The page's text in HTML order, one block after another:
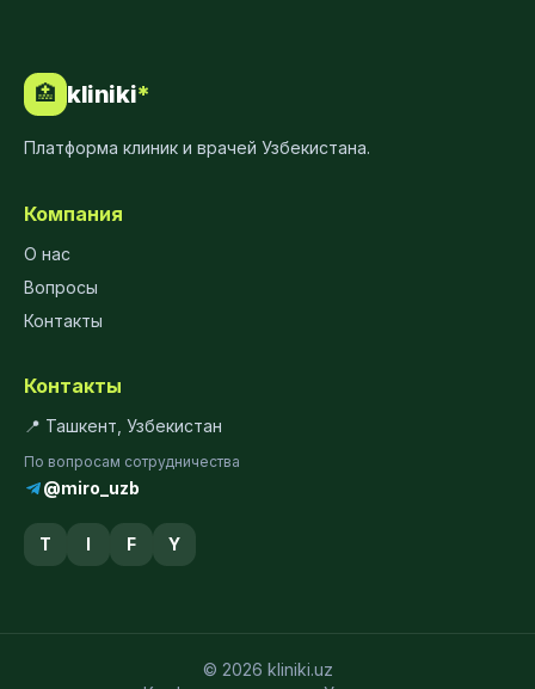
🏥 kliniki*
Платформа клиник и врачей Узбекистана.
Компания
О нас
Вопросы
Контакты
Контакты
📍 Ташкент, Узбекистан
По вопросам сотрудничества
@miro_uzb
T I F Y
© 2026 kliniki.uz